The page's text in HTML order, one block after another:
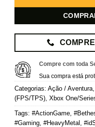
Compre com toda
Sua compra está
Categorias: Ação / Aventura
(FPS/TPS) Xbox One/
Tags: #ActionGame
#Gaming #HeavyMetal